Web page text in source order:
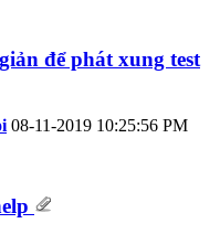
để phát xung test
08-11-2019 10:25:56 PM